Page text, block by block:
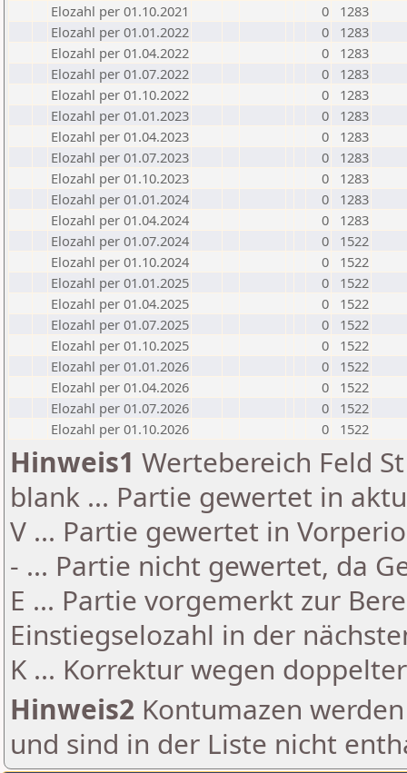
Elozahl per 01.10.2021
0
1283
Elozahl per 01.01.2022
0
1283
Elozahl per 01.04.2022
0
1283
Elozahl per 01.07.2022
0
1283
Elozahl per 01.10.2022
0
1283
Elozahl per 01.01.2023
0
1283
Elozahl per 01.04.2023
0
1283
Elozahl per 01.07.2023
0
1283
Elozahl per 01.10.2023
0
1283
Elozahl per 01.01.2024
0
1283
Elozahl per 01.04.2024
0
1283
Elozahl per 01.07.2024
0
1522
Elozahl per 01.10.2024
0
1522
Elozahl per 01.01.2025
0
1522
Elozahl per 01.04.2025
0
1522
Elozahl per 01.07.2025
0
1522
Elozahl per 01.10.2025
0
1522
Elozahl per 01.01.2026
0
1522
Elozahl per 01.04.2026
0
1522
Elozahl per 01.07.2026
0
1522
Elozahl per 01.10.2026
0 1522
Hinweis1 Wertebereich Feld
blank ... Partie gewertet in
V ... Partie gewertet in
- ... Partie nicht gewertet, da
E ... Partie vorgemerkt zur
Einstiegselozahl in der
K ... Korrektur wegen
Hinweis2 Kontumazen
und sind in der Liste nicht